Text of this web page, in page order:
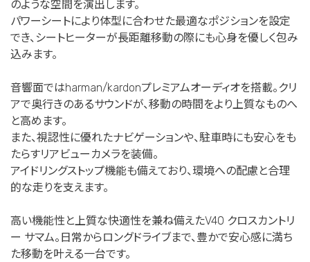
のような空間を演出します。
パワーシートにより体型に合わせた最適なポジションを設定
でき、シートヒーターが長距離移動の際にも心身を優しく包み
込みます。
音響面ではharman/kardonプレミアムオーディオを搭載。クリ
アで奥行きのあるサウンドが、移動の時間をより上質なものへ
と高めます。
また、視認性に優れたナビゲーションや、駐車時にも安心をも
たらすリアビューカメラを装備。
アイドリングストップ機能も備えており、環境への配慮と合理
的な走りを支えます。
高い機能性と上質な快適性を兼ね備えたV40 クロスカントリ
ー サマム。日常からロングドライブまで、豊かで安心感に満ち
た移動を叶える一台です。